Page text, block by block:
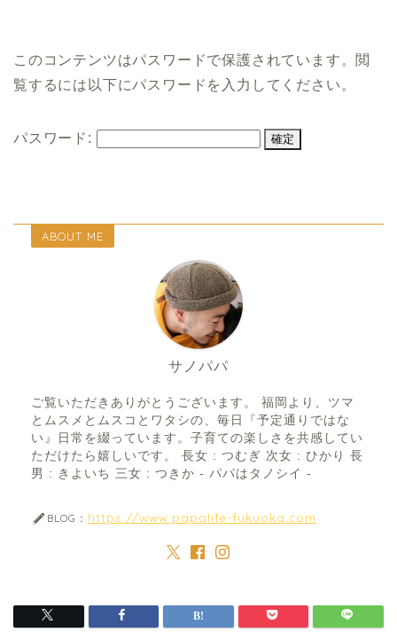
このコンテンツはパスワードで保護されています。閲
覧するには以下にパスワードを入力してください。
パスワード:
ABOUT ME
サノパパ
ご覧いただきありがとうございます。 福岡より、ツマ
とムスメとムスコとワタシの、毎日『予定通りではな
い』日常を綴っています。子育ての楽しさを共感してい
ただけたら嬉しいです。 長女 : つむぎ 次女 : ひかり 長
男 : きよいち 三女 : つきか - パパはタノシイ -
BLOG： https://www.papalife-fukuoka.com